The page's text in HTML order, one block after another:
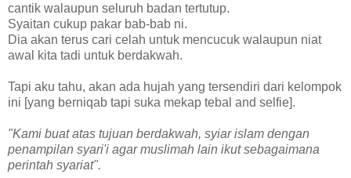
cantik walaupun seluruh badan tertutup.
Syaitan cukup pakar bab-bab ni.
Dia akan terus cari celah untuk mencucuk walaupun niat
awal kita tadi untuk berdakwah.
Tapi aku tahu, akan ada hujah yang tersendiri dari kelompok
ini [yang berniqab tapi suka mekap tebal and selfie].
"Kami buat atas tujuan berdakwah, syiar islam dengan
penampilan syari'i agar muslimah lain ikut sebagaimana
perintah syariat".